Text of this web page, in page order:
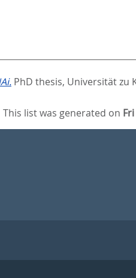
PhD thesis, Universität zu
This list was generated on